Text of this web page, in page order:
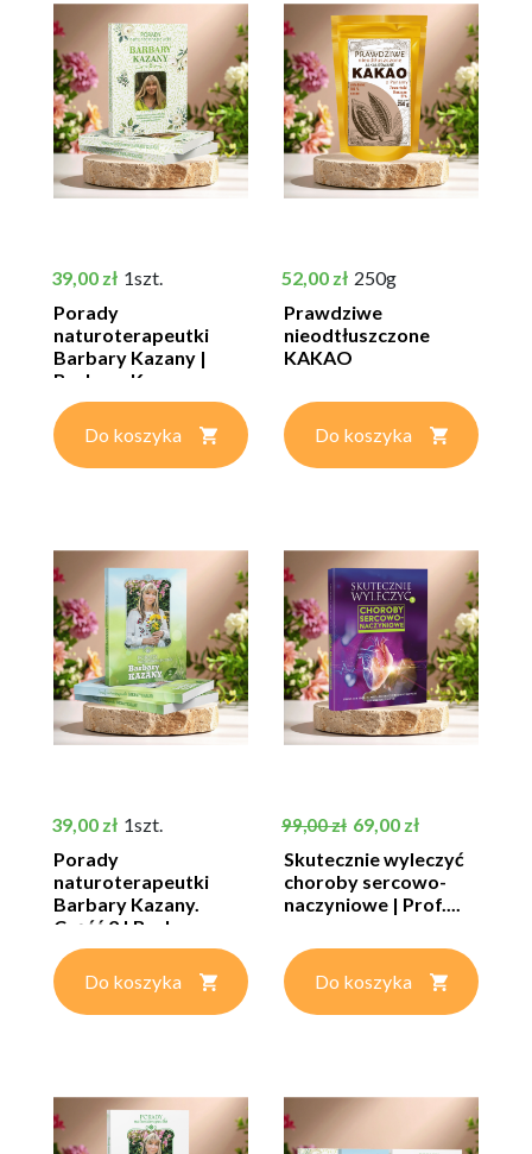
Cena
39,00 zł 1szt.
Porady
naturoterapeutki
Barbary Kazany |
Barbara Kazana
Do koszyka
Cena
52,00 zł 250g
Prawdziwe
nieodtłuszczone
KAKAO
Do koszyka
Cena
39,00 zł 1szt.
Porady
naturoterapeutki
Barbary Kazany.
Część 2 | Barbara...
Do koszyka
Cena podstawowa
99,00 zł Cena
69,00 zł
Skutecznie wyleczyć
choroby sercowo-
naczyniowe | Prof....
Do koszyka